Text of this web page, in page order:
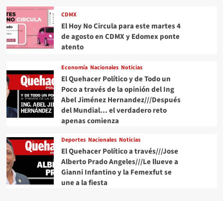
CDMX
El Hoy No Circula para este martes 4
de agosto en CDMX y Edomex ponte
atento
Economía Nacionales Noticias
El Quehacer Político y de Todo un
Poco a través de la opinión del Ing
Abel Jiménez Hernandez///Después
del Mundial… el verdadero reto
apenas comienza
Deportes Nacionales Noticias
El Quehacer Político a través///Jose
Alberto Prado Angeles///Le llueve a
Gianni Infantino y la Femexfut se
une a la fiesta